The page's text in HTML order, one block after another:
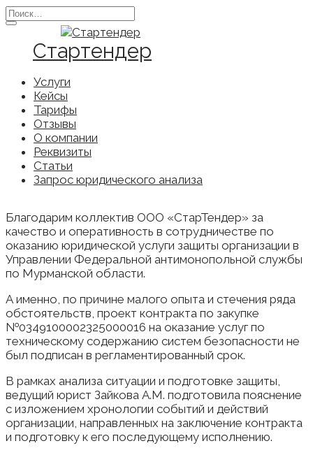
Перейти
к
содержанию
Search
for:
Стартендер
Услуги
Кейсы
Тарифы
Отзывы
О компании
Реквизиты
Статьи
Запрос юридического анализа
Благодарим коллектив ООО «СтарТендер» за
качество и оперативность в сотрудничестве по
оказанию юридической услуги защиты организации в
Управлении Федеральной антимонопольной службы
по Мурманской области.
А именно, по причине малого опыта и стечения ряда
обстоятельств, проект контракта по закупке
№0349100002325000016 на оказание услуг по
техническому содержанию систем безопасности не
был подписан в регламентированный срок.
В рамках анализа ситуации и подготовке защиты,
ведущий юрист Зайкова А.М. подготовила пояснение
с изложением хронологии событий и действий
организации, направленных на заключение контракта
и подготовку к его последующему исполнению.